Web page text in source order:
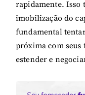
rapidamente. Isso
imobilização do
fundamental
próxima com seus
estender e